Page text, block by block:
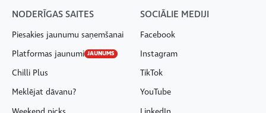
NODERĪGAS SAITES
Piesakies jaunumu saņemšanai
Platformas jaunumi JAUNUMS
Chilli Plus
Meklējat dāvanu?
SOCIĀLIE MEDIJI
Facebook
Instagram
TikTok
YouTube